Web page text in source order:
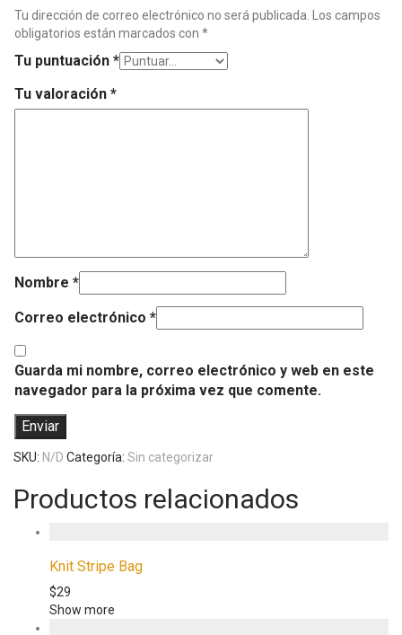
Tu dirección de correo electrónico no será publicada. Los campos
obligatorios están marcados con *
Tu puntuación *
Tu valoración *
Nombre *
Correo electrónico *
Guarda mi nombre, correo electrónico y web en este
navegador para la próxima vez que comente.
SKU: N/D Categoría: Sin categorizar
Productos relacionados
Knit Stripe Bag
$29
Show more